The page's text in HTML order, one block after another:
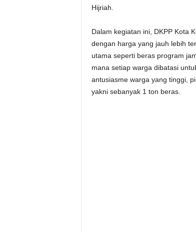
Hijriah.
Dalam kegiatan ini, DKPP Kota
dengan harga yang jauh lebih
utama seperti beras program
mana setiap warga dibatasi
antusiasme warga yang tinggi,
yakni sebanyak 1 ton beras.